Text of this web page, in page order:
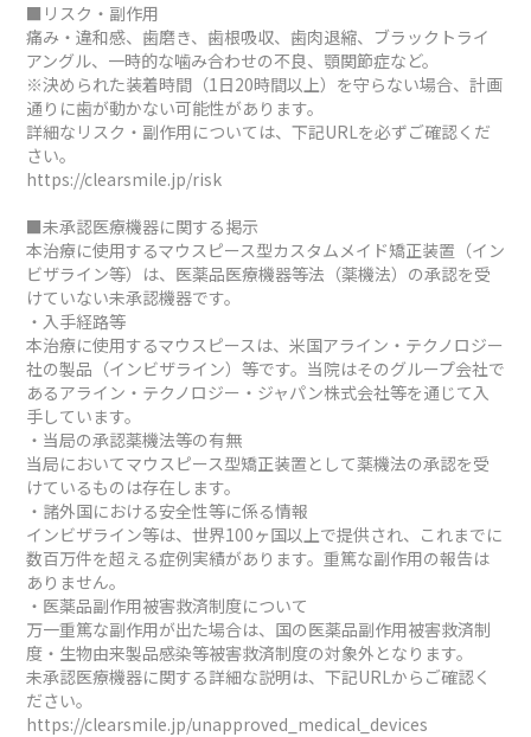
■リスク・副作用
痛み・違和感、歯磨き、歯根吸収、歯肉退縮、ブラックトライ
アングル、一時的な噛み合わせの不良、顎関節症など。
※決められた装着時間（1日20時間以上）を守らない場合、計画
通りに歯が動かない可能性があります。
詳細なリスク・副作用については、下記URLを必ずご確認くだ
さい。
https://clearsmile.jp/risk
■未承認医療機器に関する掲示
本治療に使用するマウスピース型カスタムメイド矯正装置（イン
ビザライン等）は、医薬品医療機器等法（薬機法）の承認を受
けていない未承認機器です。
・入手経路等
本治療に使用するマウスピースは、米国アライン・テクノロジー
社の製品（インビザライン）等です。当院はそのグループ会社で
あるアライン・テクノロジー・ジャパン株式会社等を通じて入
手しています。
・当局の承認薬機法等の有無
当局においてマウスピース型矯正装置として薬機法の承認を受
けているものは存在します。
・諸外国における安全性等に係る情報
インビザライン等は、世界100ヶ国以上で提供され、これまでに
数百万件を超える症例実績があります。重篤な副作用の報告は
ありません。
・医薬品副作用被害救済制度について
万一重篤な副作用が出た場合は、国の医薬品副作用被害救済制
度・生物由来製品感染等被害救済制度の対象外となります。
未承認医療機器に関する詳細な説明は、下記URLからご確認く
ださい。
https://clearsmile.jp/unapproved_medical_devices